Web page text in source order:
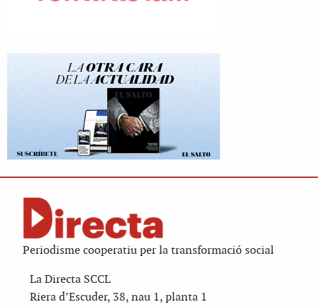
Periodisme cooperatiu per la transformació social
La Directa SCCL
Riera d’Escuder, 38, nau 1, planta 1